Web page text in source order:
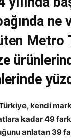
Metro
kendi
kadar 49
anlatan 39